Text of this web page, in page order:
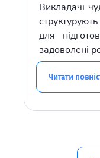
Викладачі
для
задоволені
Читати